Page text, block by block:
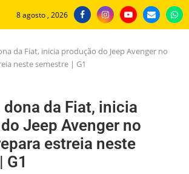
8 agosto , 2026
da Fiat, inicia produção do Jeep Avenger no
neste semestre | G1
da Fiat, inicia
Jeep Avenger no
estreia neste
G1